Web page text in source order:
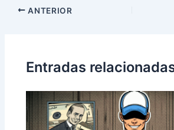
Navegación
ANTERIOR
Entradas